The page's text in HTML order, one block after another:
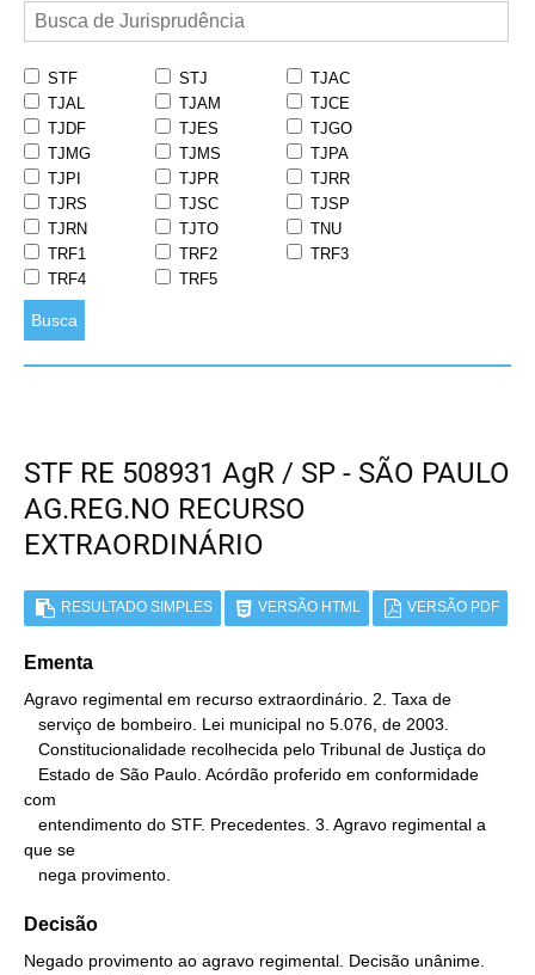
STF STJ
TJAC
TJAL
TJAM
TJCE
TJDF
TJES
TJGO
TJMG
TJMS
TJPA
TJPI
TJPR
TJRR
TJRS
TJSC
TJSP
TJRN
TJTO
TNU
TRF1
TRF2
TRF3
TRF4
TRF5
Busca
STF RE 508931 AgR / SP - SÃO PAULO
AG.REG.NO RECURSO
EXTRAORDINÁRIO
RESULTADO SIMPLES VERSÃO HTML VERSÃO PDF
Ementa
Agravo regimental em recurso extraordinário. 2. Taxa de
com
que se
   nega provimento.
Decisão
Negado provimento ao agravo regimental. Decisão unânime.